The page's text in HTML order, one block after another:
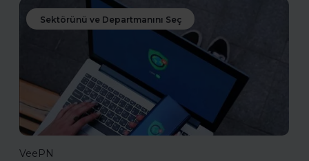
Sektörünü ve Departmanını Seç
VeePN